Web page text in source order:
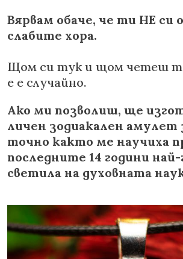
Вярвам обаче, че ти НЕ си
слабите хора.
Щом си тук и щом четеш
е е случайно.
Ако ми позволиш, ще
личен зодиакален амулет
точно както ме научиха
последните 14 години
светила на духовната